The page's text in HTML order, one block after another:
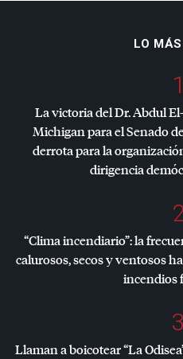
LO
1
La victoria del Dr. Abdul
Michigan para el Senado
derrota para la
dirigencia
“Clima incendiario”: la
calurosos, secos y ventosos
incendios
3
Llaman a boicotear “La